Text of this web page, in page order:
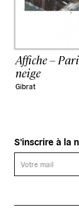
Affiche –
neige
Gibrat
S'inscrire à la